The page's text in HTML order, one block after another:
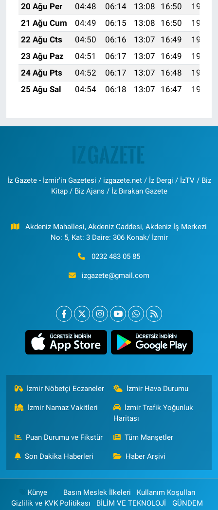
20 Ağu Per
04:48 06:14 13:08 16:50
19:52
21 Ağu Cum
04:49 06:15 13:08 16:50
19:50
22 Ağu Cts
04:50 06:16 13:07 16:49
19:49
23 Ağu Paz
04:51 06:17 13:07 16:49
19:48
24 Ağu Pts
04:52 06:17 13:07 16:48
19:47
25 Ağu Sal
04:54 06:18 13:07 16:47 19:45
İz Gazete - İzmir'in Gazetesi / izgazete.net / İz Dergi / İzTV / Biz
Kitap / Biz Ajans / İz Bırakan Gazete
Akdeniz Mahallesi, Akdeniz Caddesi, Akdeniz İş Merkezi
No: 5, Kat: 3 Daire: 306 Konak/ İzmir
0232 483 05 85
izgazete@gmail.com
İzmir Nöbetçi Eczaneler İzmir Hava Durumu
İzmir Namaz Vakitleri
İzmir Trafik Yoğunluk
Haritası
Puan Durumu ve Fikstür Tüm Manşetler
Son Dakika Haberleri Haber Arşivi
Künye Basın Meslek İlkeleri
Kullanım Koşulları
Gizlilik ve KVK Politikası
BİLİM VE TEKNOLOJİ
GÜNDEM